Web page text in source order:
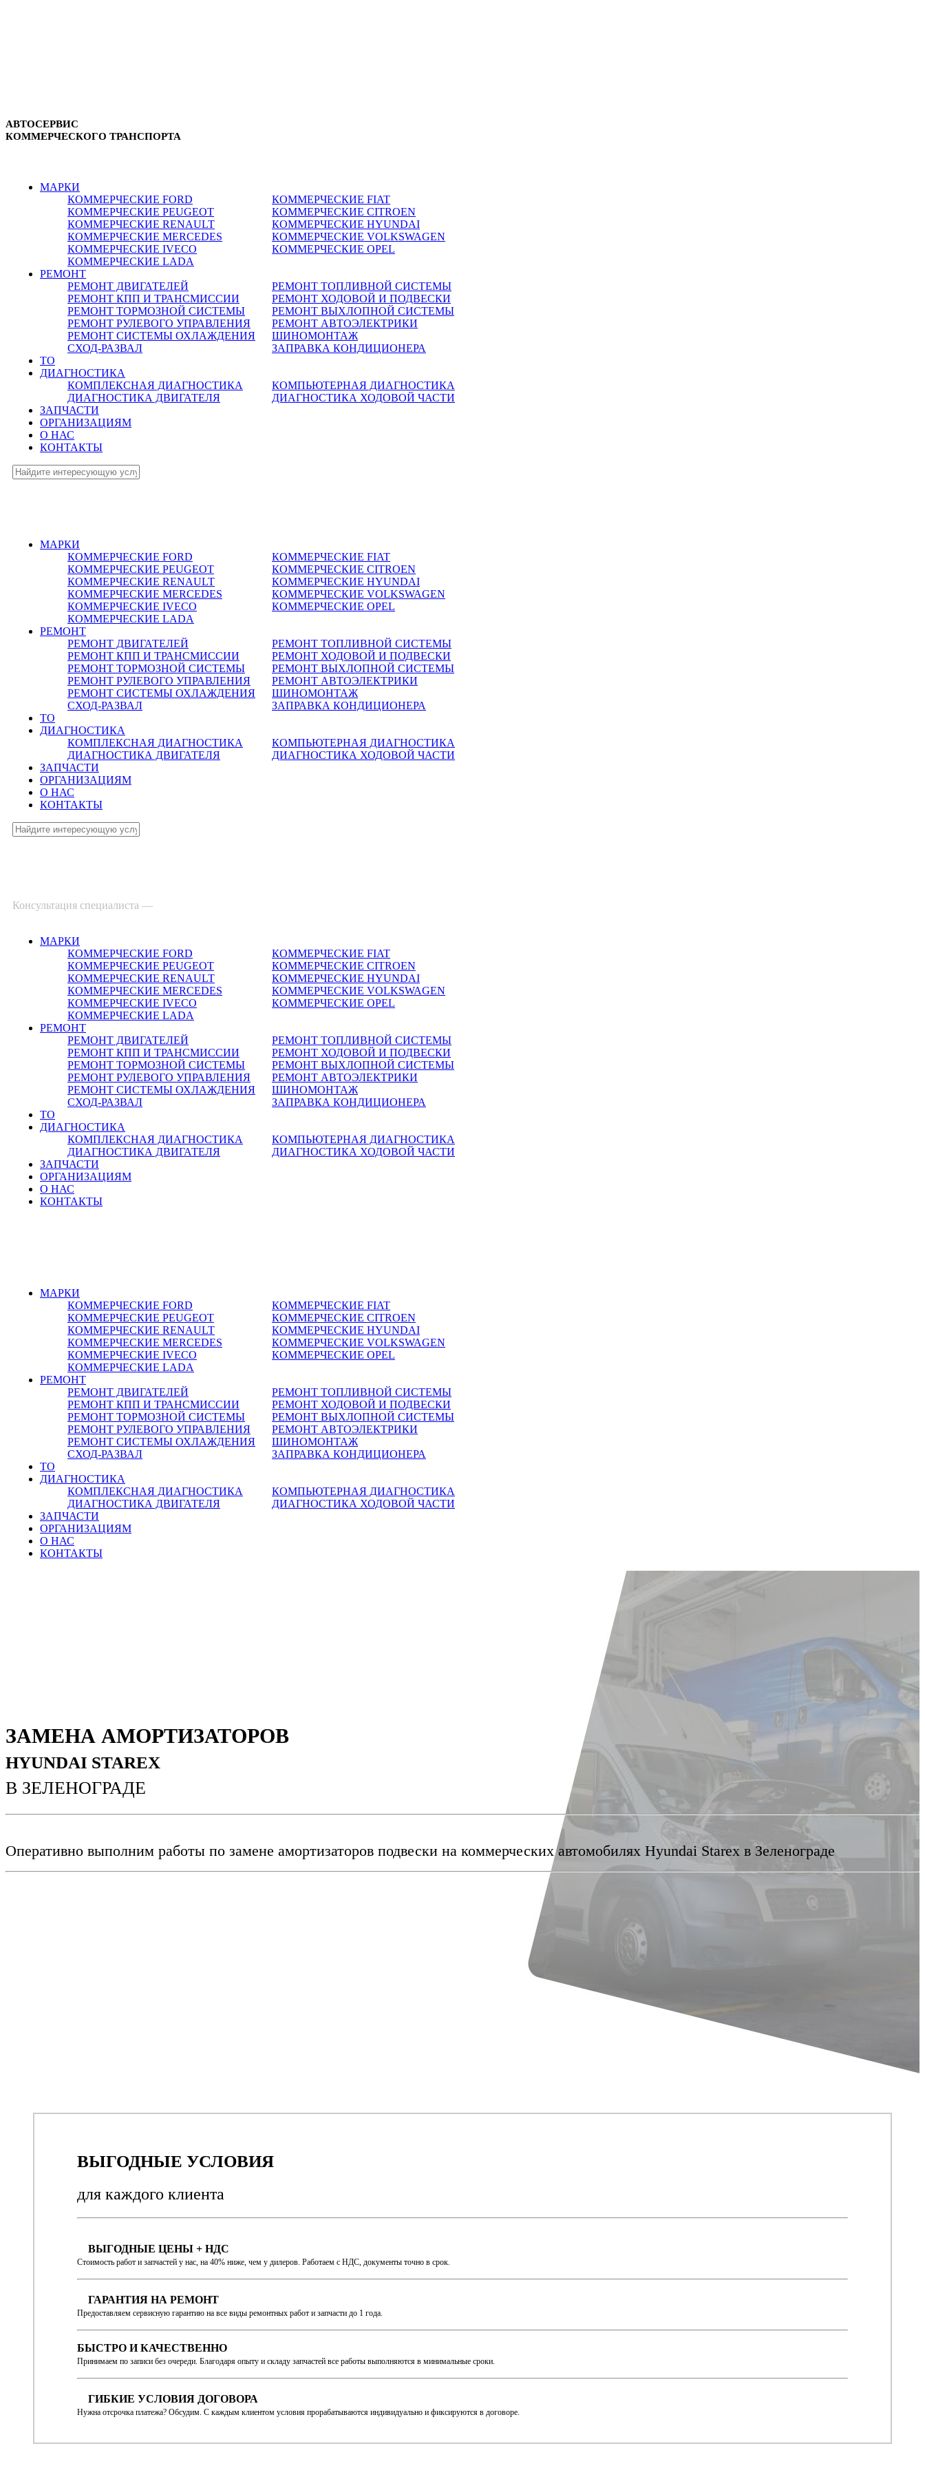
АВТОСЕРВИС
КОММЕРЧЕСКОГО ТРАНСПОРТА
МАРКИ
КОММЕРЧЕСКИЕ FORD КОММЕРЧЕСКИЕ FIAT
КОММЕРЧЕСКИЕ PEUGEOT КОММЕРЧЕСКИЕ CITROEN
КОММЕРЧЕСКИЕ RENAULT КОММЕРЧЕСКИЕ HYUNDAI
КОММЕРЧЕСКИЕ MERCEDES КОММЕРЧЕСКИЕ VOLKSWAGEN
КОММЕРЧЕСКИЕ IVECO КОММЕРЧЕСКИЕ OPEL
КОММЕРЧЕСКИЕ LADA
РЕМОНТ
РЕМОНТ ДВИГАТЕЛЕЙ
РЕМОНТ ТОПЛИВНОЙ СИСТЕМЫ
РЕМОНТ КПП И ТРАНСМИССИИ
РЕМОНТ ХОДОВОЙ И ПОДВЕСКИ
РЕМОНТ ТОРМОЗНОЙ СИСТЕМЫ
РЕМОНТ ВЫХЛОПНОЙ СИСТЕМЫ
РЕМОНТ РУЛЕВОГО УПРАВЛЕНИЯ
РЕМОНТ АВТОЭЛЕКТРИКИ
РЕМОНТ СИСТЕМЫ ОХЛАЖДЕНИЯ
ШИНОМОНТАЖ
СХОД-РАЗВАЛ
ЗАПРАВКА КОНДИЦИОНЕРА
ТО
ДИАГНОСТИКА
КОМПЛЕКСНАЯ ДИАГНОСТИКА
КОМПЬЮТЕРНАЯ ДИАГНОСТИКА
ДИАГНОСТИКА ДВИГАТЕЛЯ
ДИАГНОСТИКА ХОДОВОЙ ЧАСТИ
ЗАПЧАСТИ
ОРГАНИЗАЦИЯМ
О НАС
КОНТАКТЫ
МАРКИ
КОММЕРЧЕСКИЕ FORD КОММЕРЧЕСКИЕ FIAT
КОММЕРЧЕСКИЕ PEUGEOT КОММЕРЧЕСКИЕ CITROEN
КОММЕРЧЕСКИЕ RENAULT КОММЕРЧЕСКИЕ HYUNDAI
КОММЕРЧЕСКИЕ MERCEDES КОММЕРЧЕСКИЕ VOLKSWAGEN
КОММЕРЧЕСКИЕ IVECO КОММЕРЧЕСКИЕ OPEL
КОММЕРЧЕСКИЕ LADA
РЕМОНТ
РЕМОНТ ДВИГАТЕЛЕЙ
РЕМОНТ ТОПЛИВНОЙ СИСТЕМЫ
РЕМОНТ КПП И ТРАНСМИССИИ
РЕМОНТ ХОДОВОЙ И ПОДВЕСКИ
РЕМОНТ ТОРМОЗНОЙ СИСТЕМЫ
РЕМОНТ ВЫХЛОПНОЙ СИСТЕМЫ
РЕМОНТ РУЛЕВОГО УПРАВЛЕНИЯ
РЕМОНТ АВТОЭЛЕКТРИКИ
РЕМОНТ СИСТЕМЫ ОХЛАЖДЕНИЯ
ШИНОМОНТАЖ
СХОД-РАЗВАЛ
ЗАПРАВКА КОНДИЦИОНЕРА
ТО
ДИАГНОСТИКА
КОМПЛЕКСНАЯ ДИАГНОСТИКА
КОМПЬЮТЕРНАЯ ДИАГНОСТИКА
ДИАГНОСТИКА ДВИГАТЕЛЯ
ДИАГНОСТИКА ХОДОВОЙ ЧАСТИ
ЗАПЧАСТИ
ОРГАНИЗАЦИЯМ
О НАС
КОНТАКТЫ
Консультация специалиста —
МАРКИ
КОММЕРЧЕСКИЕ FORD КОММЕРЧЕСКИЕ FIAT
КОММЕРЧЕСКИЕ PEUGEOT КОММЕРЧЕСКИЕ CITROEN
КОММЕРЧЕСКИЕ RENAULT КОММЕРЧЕСКИЕ HYUNDAI
КОММЕРЧЕСКИЕ MERCEDES КОММЕРЧЕСКИЕ VOLKSWAGEN
КОММЕРЧЕСКИЕ IVECO КОММЕРЧЕСКИЕ OPEL
КОММЕРЧЕСКИЕ LADA
РЕМОНТ
РЕМОНТ ДВИГАТЕЛЕЙ
РЕМОНТ ТОПЛИВНОЙ СИСТЕМЫ
РЕМОНТ КПП И ТРАНСМИССИИ
РЕМОНТ ХОДОВОЙ И ПОДВЕСКИ
РЕМОНТ ТОРМОЗНОЙ СИСТЕМЫ
РЕМОНТ ВЫХЛОПНОЙ СИСТЕМЫ
РЕМОНТ РУЛЕВОГО УПРАВЛЕНИЯ
РЕМОНТ АВТОЭЛЕКТРИКИ
РЕМОНТ СИСТЕМЫ ОХЛАЖДЕНИЯ
ШИНОМОНТАЖ
СХОД-РАЗВАЛ
ЗАПРАВКА КОНДИЦИОНЕРА
ТО
ДИАГНОСТИКА
КОМПЛЕКСНАЯ ДИАГНОСТИКА
КОМПЬЮТЕРНАЯ ДИАГНОСТИКА
ДИАГНОСТИКА ДВИГАТЕЛЯ
ДИАГНОСТИКА ХОДОВОЙ ЧАСТИ
ЗАПЧАСТИ
ОРГАНИЗАЦИЯМ
О НАС
КОНТАКТЫ
МАРКИ
КОММЕРЧЕСКИЕ FORD КОММЕРЧЕСКИЕ FIAT
КОММЕРЧЕСКИЕ PEUGEOT КОММЕРЧЕСКИЕ CITROEN
КОММЕРЧЕСКИЕ RENAULT КОММЕРЧЕСКИЕ HYUNDAI
КОММЕРЧЕСКИЕ MERCEDES КОММЕРЧЕСКИЕ VOLKSWAGEN
КОММЕРЧЕСКИЕ IVECO КОММЕРЧЕСКИЕ OPEL
КОММЕРЧЕСКИЕ LADA
РЕМОНТ
РЕМОНТ ДВИГАТЕЛЕЙ
РЕМОНТ ТОПЛИВНОЙ СИСТЕМЫ
РЕМОНТ КПП И ТРАНСМИССИИ
РЕМОНТ ХОДОВОЙ И ПОДВЕСКИ
РЕМОНТ ТОРМОЗНОЙ СИСТЕМЫ
РЕМОНТ ВЫХЛОПНОЙ СИСТЕМЫ
РЕМОНТ РУЛЕВОГО УПРАВЛЕНИЯ
РЕМОНТ АВТОЭЛЕКТРИКИ
РЕМОНТ СИСТЕМЫ ОХЛАЖДЕНИЯ
ШИНОМОНТАЖ
СХОД-РАЗВАЛ
ЗАПРАВКА КОНДИЦИОНЕРА
ТО
ДИАГНОСТИКА
КОМПЛЕКСНАЯ ДИАГНОСТИКА
КОМПЬЮТЕРНАЯ ДИАГНОСТИКА
ДИАГНОСТИКА ДВИГАТЕЛЯ
ДИАГНОСТИКА ХОДОВОЙ ЧАСТИ
ЗАПЧАСТИ
ОРГАНИЗАЦИЯМ
О НАС
КОНТАКТЫ
ЗАМЕНА АМОРТИЗАТОРОВ
HYUNDAI STAREX
В ЗЕЛЕНОГРАДЕ
Оперативно выполним работы по замене амортизаторов подвески на коммерческих автомобилях Hyundai Starex в Зеленограде
ВЫГОДНЫЕ УСЛОВИЯ
для каждого клиента
ВЫГОДНЫЕ ЦЕНЫ + НДС
Стоимость работ и запчастей у нас, на 40% ниже, чем у дилеров. Работаем с НДС, документы точно в срок.
ГАРАНТИЯ НА РЕМОНТ
Предоставляем сервисную гарантию на все виды ремонтных работ и запчасти до 1 года.
БЫСТРО И КАЧЕСТВЕННО
Принимаем по записи без очереди. Благодаря опыту и складу запчастей все работы выполняются в минимальные сроки.
ГИБКИЕ УСЛОВИЯ ДОГОВОРА
Нужна отсрочка платежа? Обсудим. С каждым клиентом условия прорабатываются индивидуально и фиксируются в договоре.